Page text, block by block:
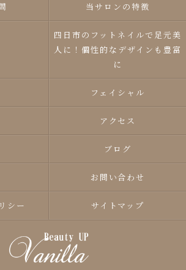
当サロンの特徴
四日市のフットネイルで足元美
人に！個性的なデザインも豊富
に
フェイシャル
アクセス
ブログ
お問い合わせ
シー サイトマップ